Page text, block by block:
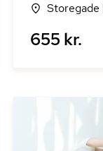
Storegade
655 kr.